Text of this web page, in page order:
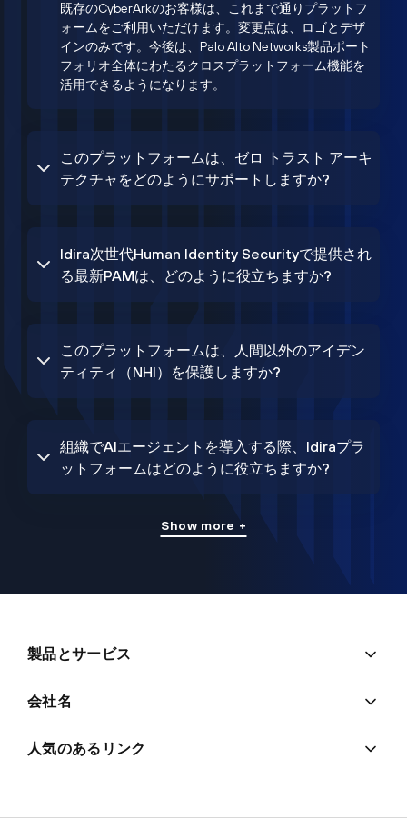
既存のCyberArkのお客様は、これまで通りプラットフ
ォームをご利用いただけます。変更点は、ロゴとデザ
インのみです。今後は、Palo Alto Networks製品ポート
フォリオ全体にわたるクロスプラットフォーム機能を
活用できるようになります。
このプラットフォームは、ゼロ トラスト アーキ
テクチャをどのようにサポートしますか?
Idira次世代Human Identity Securityで提供され
る最新PAMは、どのように役立ちますか?
このプラットフォームは、人間以外のアイデン
ティティ（NHI）を保護しますか?
組織でAIエージェントを導入する際、Idiraプラ
ットフォームはどのように役立ちますか?
Show more +
製品とサービス
会社名
人気のあるリンク